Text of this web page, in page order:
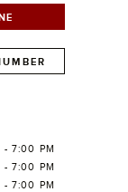
- 7:00 PM
- 7:00 PM
- 7:00 PM